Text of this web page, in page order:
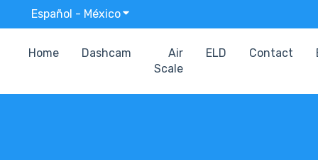
Español - MéxicoTraducciones de Mostrar submenú
Home Dashcam
Air
Scale
ELD Contact